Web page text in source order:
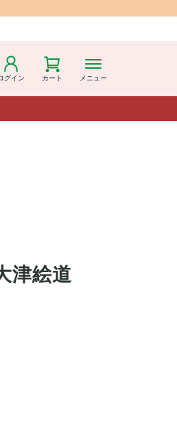
グイン カート メニュー
津絵道